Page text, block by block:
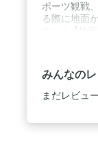
ポーツ観戦
る際に地面
地面から離
くなり、保
クーラーボ
/ 【取り出し
適度な高さ
みんなの
まだレビュ